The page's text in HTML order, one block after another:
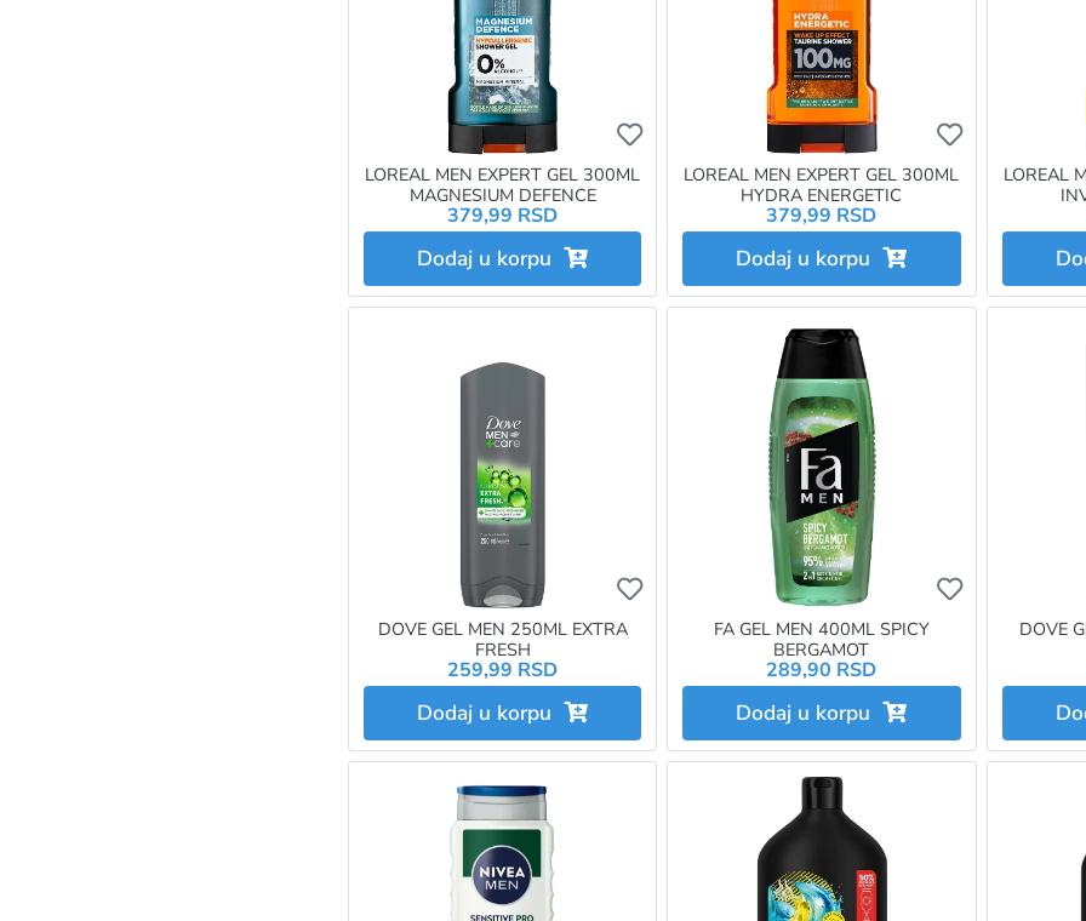
Ukoliko želite da dodate proizvod u omiljene
LOREAL MEN EXPERT GEL 300ML
MAGNESIUM DEFENCE
379,99 RSD
Dodaj u korpu
Ukoliko
LOREAL MEN EXPERT GEL 300ML
HYDRA ENERGETIC
379,99 RSD
Dodaj u korpu
LOREAL
Ukoliko želite da dodate proizvod u omiljene
DOVE GEL MEN 250ML EXTRA
FRESH
259,99 RSD
Dodaj u korpu
Ukoliko
FA GEL MEN 400ML SPICY
BERGAMOT
289,90 RSD
Dodaj u korpu
DOVE